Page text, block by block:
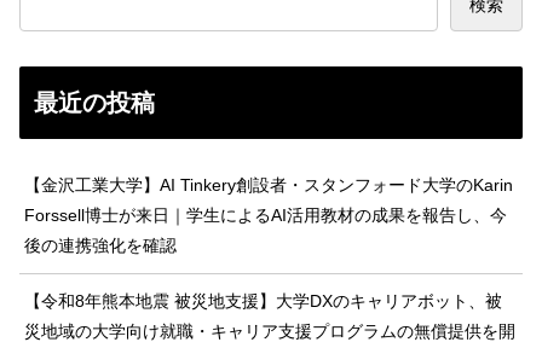
検索
最近の投稿
【金沢工業大学】AI Tinkery創設者・スタンフォード大学のKarin
Forssell博士が来日｜学生によるAI活用教材の成果を報告し、今
後の連携強化を確認
【令和8年熊本地震 被災地支援】大学DXのキャリアボット、被
災地域の大学向け就職・キャリア支援プログラムの無償提供を開